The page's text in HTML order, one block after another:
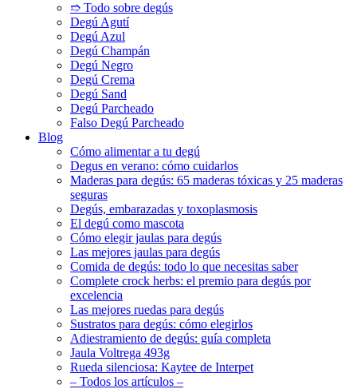
➱ Todo sobre degús
Degú Agutí
Degú Azul
Degú Champán
Degú Negro
Degú Crema
Degú Sand
Degú Parcheado
Falso Degú Parcheado
Blog
Cómo alimentar a tu degú
Degus en verano: cómo cuidarlos
Maderas para degús: 65 maderas tóxicas y 25 maderas
seguras
Degús, embarazadas y toxoplasmosis
El degú como mascota
Cómo elegir jaulas para degús
Las mejores jaulas para degús
Comida de degús: todo lo que necesitas saber
Complete crock herbs: el premio para degús por
excelencia
Las mejores ruedas para degús
Sustratos para degús: cómo elegirlos
Adiestramiento de degús: guía completa
Jaula Voltrega 493g
Rueda silenciosa: Kaytee de Interpet
– Todos los artículos –